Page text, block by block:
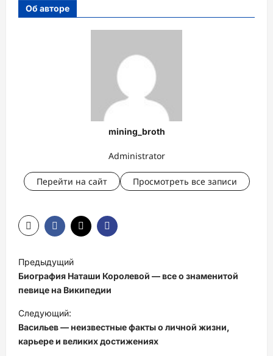
Об авторе
mining_broth
Administrator
Перейти на сайт Просмотреть все записи
Н
а
в
и
г
а
Предыдущий
Биография Наташи Королевой — все о знаменитой
певице на Википедии
Следующий:
Васильев — неизвестные факты о личной жизни,
карьере и великих достижениях